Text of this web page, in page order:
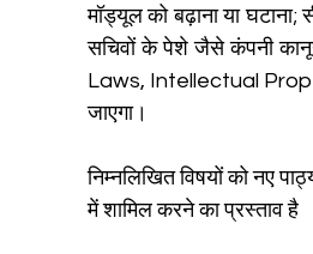
मॉड्यूल को बढ़ाना या
सचिवों के पेशे जैसे कंपनी
Laws, Intellectual
जाएगा।
निम्नलिखित विषयों को नए
में शामिल करने का प्रस्ताव है